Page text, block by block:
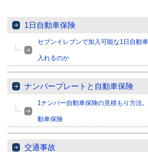
1日自動車保険
セブンイレブンで加入可能な1日自動
入れるのか
ナンバープレートと自動車保険
1ナンバー自動車保険の見積もり方法
動車保険
交通事故